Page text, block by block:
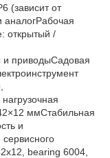
(зависит от
аналогРабочая
открытый /
и приводыСадовая
ммСтабильная
и
bearing 6004,